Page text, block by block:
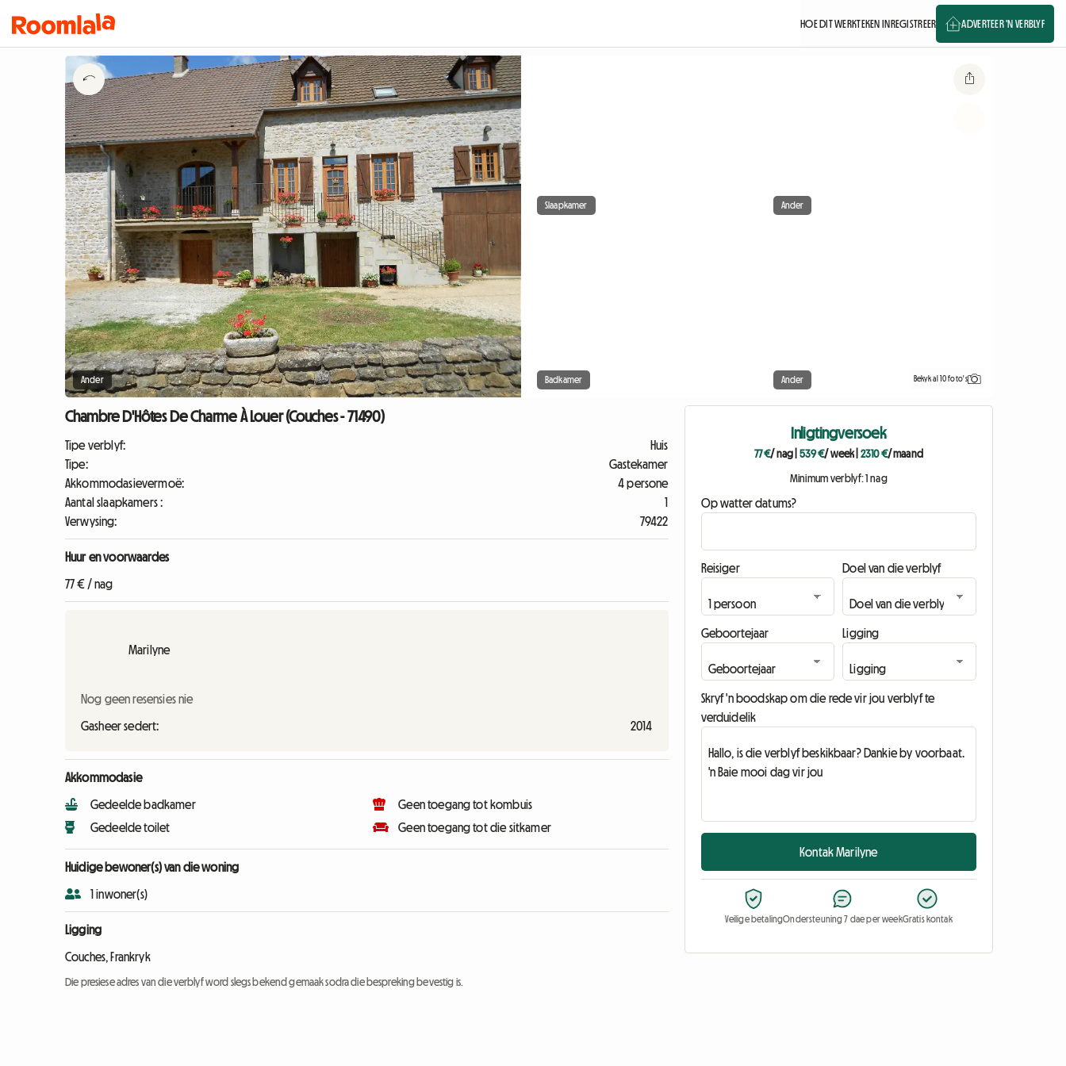
HOE DIT WERKTEKEN INREGISTREER ADVERTEER 'N VERBLYF
Ander
Slaapkamer Ander
Badkamer Ander Bekyk al 10 foto's
Chambre D'Hôtes De Charme À Louer (Couches - 71490)
Tipe verblyf:
Huis
Tipe:
Gastekamer
Akkommodasievermoë:
4 persone
Aantal slaapkamers :
1
Verwysing:
79422
Huur en voorwaardes
77 € / nag
Marilyne
Nog geen resensies nie
Gasheer sedert: 2014
Akkommodasie
Gedeelde badkamer
Gedeelde toilet
Geen toegang tot kombuis
Geen toegang tot die sitkamer
Huidige bewoner(s) van die woning
1 inwoner(s)
Ligging
Couches, Frankryk
Die presiese adres van die verblyf word slegs bekend gemaak sodra die bespreking bevestig is.
Inligtingversoek
77 €/ nag 539 €/ week| 2310 €/ maand
Minimum verblyf: 1 nag
Op watter datums?
Reisiger Doel van die verblyf
Geboortejaar Ligging
Skryf 'n boodskap om die rede vir jou verblyf te
verduidelik
Kontak Marilyne
Veilige betalingOndersteuning 7 dae per weekGratis kontak